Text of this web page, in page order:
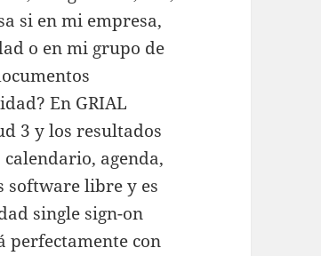
si en mi empresa,
o en mi grupo de
En GRIAL
3 y los resultados
agenda,
software libre y es
single sign-on
perfectamente con